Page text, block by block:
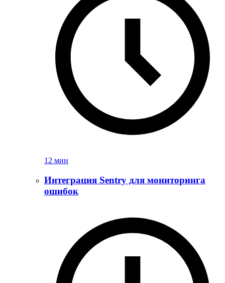
12 мин
Интеграция Sentry для мониторинга
ошибок